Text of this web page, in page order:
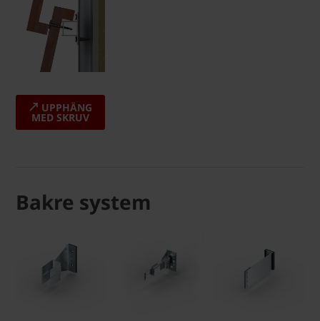
UPPHÄNG
MED SKRUV
Bakre system